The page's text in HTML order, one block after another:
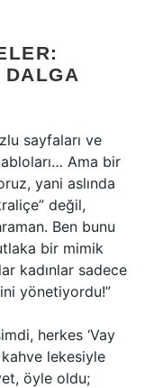
sayfaları ve
Ama bir
yani aslında
değil,
Ben bunu
bir mimik
kadınlar sadece
yönetiyordu!”
herkes ‘Vay
lekesiyle
öyle oldu;